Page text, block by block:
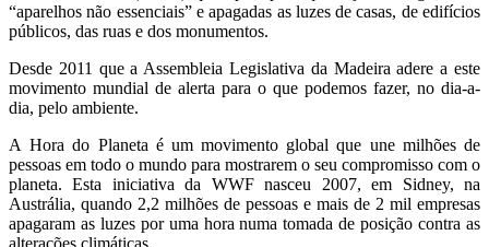
“aparelhos não essenciais” e apagadas as luzes de casas, de edifícios
públicos, das ruas e dos monumentos.
Desde 2011 que a Assembleia Legislativa da Madeira adere a este
movimento mundial de alerta para o que podemos fazer, no dia-a-
dia, pelo ambiente.
A Hora do Planeta é um movimento global que une milhões de
pessoas em todo o mundo para mostrarem o seu compromisso com o
planeta. Esta iniciativa da WWF nasceu 2007, em Sidney, na
Austrália, quando 2,2 milhões de pessoas e mais de 2 mil empresas
apagaram as luzes por uma hora numa tomada de posição contra as
alterações climáticas.